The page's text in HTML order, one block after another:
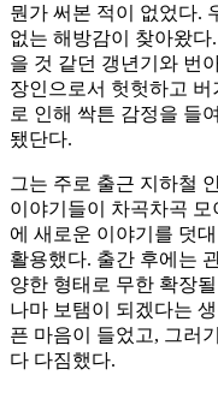
뭔가 써본 적이 없었다.
없는 해방감이 찾아왔
을 것 같던 갱년기와 번
장인으로서 헛헛하고
로 인해 싹튼 감정을 들
됐단다.
그는 주로 출근 지하철
이야기들이 차곡차곡
에 새로운 이야기를 덧
활용했다. 출간 후에는
양한 형태로 무한 확장
나마 보탬이 되겠다는
픈 마음이 들었고, 그러
다 다짐했다.